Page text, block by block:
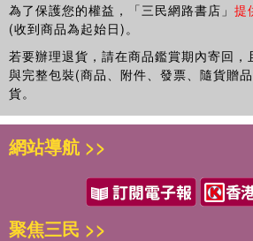
為了保護您的權益，「三民網路書店」 提
(收到商品為起始日)。
若要辦理退貨，請在商品鑑賞期內寄回
與完整包裝(商品、附件、發票、隨貨贈
貨。
網站導航 >>
聚焦三民 >>